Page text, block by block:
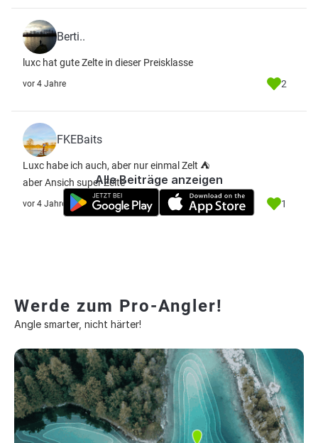
Berti..
luxc hat gute Zelte in dieser Preisklasse
vor 4 Jahre 2
FKEBaits
Luxc habe ich auch, aber nur einmal Zelt ⛺
aber Ansich super Zelte
vor 4 Jahre 1
Alle Beiträge anzeigen
Werde zum Pro-Angler!
Angle smarter, nicht härter!